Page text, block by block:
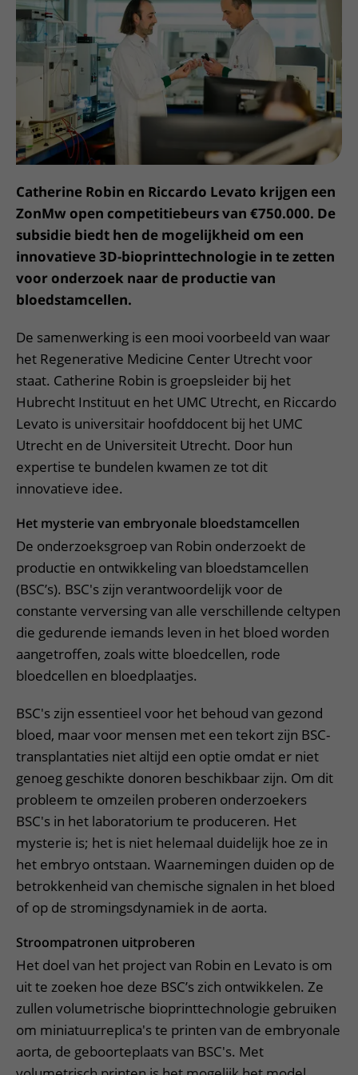
Onderzoeken en diagnostiek
Het Wilhelmina Kinderziekenhuis
Bloedprikken
Wachttijden
Bezoektijden
Wijzigen patiëntgegevens
Mijn UMC Utrecht patiëntportaal
Faciliteiten en voorzieningen
Bezoekregels
Kwaliteit en veiligheid
Route naar het ziekenhuis
Parkeren
Wegwijs in het ziekenhuis
Contact met polikliniek
Contact met verpleegafdeling
Het Wilhelmina Kinderziekenhuis
Teleconsult aanvragen
Diagnostiek aanvragen
Zorgverlenersportaal
Over UMC Utrecht
Research
Onderwijs
Werken bij het UMC Utrecht
Catherine Robin en Riccardo Levato krijgen een
ZonMw open competitiebeurs van €750.000. De
subsidie biedt hen de mogelijkheid om een
innovatieve 3D-bioprinttechnologie in te zetten
voor onderzoek naar de productie van
bloedstamcellen.
De samenwerking is een mooi voorbeeld van waar
het Regenerative Medicine Center Utrecht voor
staat. Catherine Robin is groepsleider bij het
Hubrecht Instituut en het UMC Utrecht, en Riccardo
Levato is universitair hoofddocent bij het UMC
Utrecht en de Universiteit Utrecht. Door hun
expertise te bundelen kwamen ze tot dit
innovatieve idee.
Het mysterie van embryonale bloedstamcellen
De onderzoeksgroep van Robin onderzoekt de
productie en ontwikkeling van bloedstamcellen
(BSC’s). BSC's zijn verantwoordelijk voor de
constante verversing van alle verschillende celtypen
die gedurende iemands leven in het bloed worden
aangetroffen, zoals witte bloedcellen, rode
bloedcellen en bloedplaatjes.
BSC's zijn essentieel voor het behoud van gezond
bloed, maar voor mensen met een tekort zijn BSC-
transplantaties niet altijd een optie omdat er niet
genoeg geschikte donoren beschikbaar zijn. Om dit
probleem te omzeilen proberen onderzoekers
BSC's in het laboratorium te produceren. Het
mysterie is; het is niet helemaal duidelijk hoe ze in
het embryo ontstaan. Waarnemingen duiden op de
betrokkenheid van chemische signalen in het bloed
of op de stromingsdynamiek in de aorta.
Stroompatronen uitproberen
Het doel van het project van Robin en Levato is om
uit te zoeken hoe deze BSC’s zich ontwikkelen. Ze
zullen volumetrische bioprinttechnologie gebruiken
om miniatuurreplica's te printen van de embryonale
aorta, de geboorteplaats van BSC's. Met